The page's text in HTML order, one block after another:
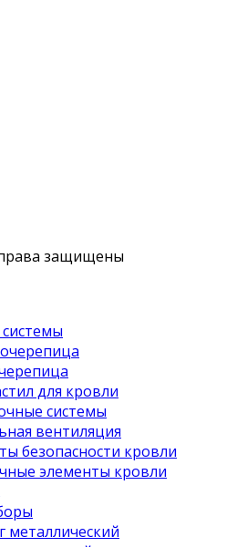
защищены
для кровли
системы
вентиляция
безопасности кровли
элементы кровли
металлический